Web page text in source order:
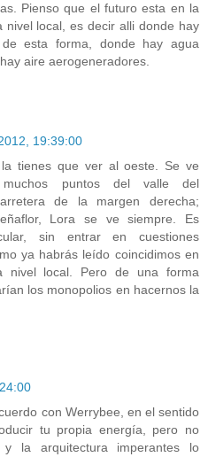
Pienso que el futuro esta en la
nivel local, es decir alli donde hay
esta forma, donde hay agua
aire aerogeneradores.
19:39:00
tienes que ver al oeste. Se ve
muchos puntos del valle del
de la margen derecha;
Lora se ve siempre. Es
sin entrar en cuestiones
ya habrás leído coincidimos en
nivel local. Pero de una forma
los monopolios en hacernos la
con Werrybee, en el sentido
tu propia energía, pero no
la arquitectura imperantes lo